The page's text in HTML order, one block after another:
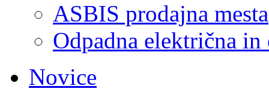
ASBIS prodajna mesta
Odpadna električna
Novice